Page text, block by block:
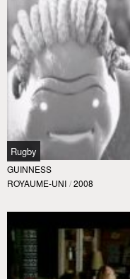
Rugby
GUINNESS
ROYAUME-UNI / 2008